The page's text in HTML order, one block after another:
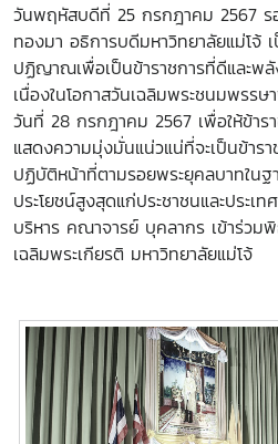
วันพฤหัสบดีที่ 25 กรกฎาคม 2567 ร
ทองมา อธิการบดีมหาวิทยาลัยแม่โจ้
ปฏิญาณเพื่อเป็นข้าราชการที่ดีและพ
เนื่องในโอกาสวันเฉลิมพระชนมพรรษ
วันที่ 28 กรกฎาคม 2567 เพื่อให้ข้าร
แสดงความมุ่งมั่นแน่วแน่ที่จะเป็นข้าร
ปฏิบัติหน้าที่ตามรอยพระยุคลบาทในฐ
ประโยชน์สูงสุดแก่ประชาชนและประ
บริหาร คณาจารย์ บุคลากร เข้าร่ว
เฉลิมพระเกียรติ มหาวิทยาลัยแม่โจ้